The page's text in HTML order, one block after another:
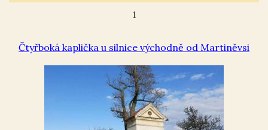
1
Čtyřboká kaplička u silnice východně od Martiněvsi